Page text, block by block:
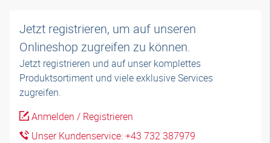
Jetzt registrieren, um auf unseren
Onlineshop zugreifen zu können.
Jetzt registrieren und auf unser komplettes
Produktsortiment und viele exklusive Services
zugreifen.
Anmelden / Registrieren
Unser Kundenservice: +43 732 387979